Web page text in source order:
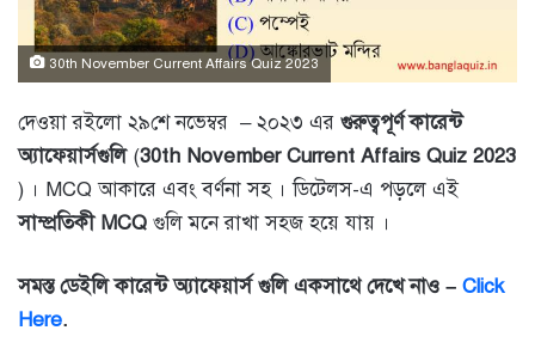
30th November Current Affairs Quiz 2023
দেওয়া রইলো ২৯শে নভেম্বর – ২০২৩ এর গুরুত্বপূর্ণ কারেন্ট
অ্যাফেয়ার্সগুলি(30th November Current Affairs Quiz 2023
) । MCQ আকারে এবং বর্ণনা সহ । ডিটেলস-এ পড়লে এই
সাম্প্রতিকী MCQ গুলি মনে রাখা সহজ হয়ে যায় ।
সমস্ত ডেইলি কারেন্ট অ্যাফেয়ার্স গুলি একসাথে দেখে নাও – Click
Here.